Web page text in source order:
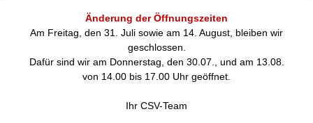
Änderung der Öffnungszeiten
Am Freitag, den 31. Juli sowie am 14. August, bleiben wir
geschlossen.
Dafür sind wir am Donnerstag, den 30.07., und am 13.08.
von 14.00 bis 17.00 Uhr geöffnet.
Ihr CSV-Team
Kameraschwenkkontrolle:
Kamera-Schwenksteuerung:
Mindestbeleuchtung: